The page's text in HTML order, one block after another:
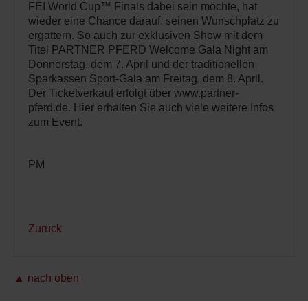
FEI World Cup™ Finals dabei sein möchte, hat
wieder eine Chance darauf, seinen Wunschplatz zu
ergattern. So auch zur exklusiven Show mit dem
Titel PARTNER PFERD Welcome Gala Night am
Donnerstag, dem 7. April und der traditionellen
Sparkassen Sport-Gala am Freitag, dem 8. April.
Der Ticketverkauf erfolgt über www.partner-
pferd.de. Hier erhalten Sie auch viele weitere Infos
zum Event.
PM
Zurück
▲ nach oben